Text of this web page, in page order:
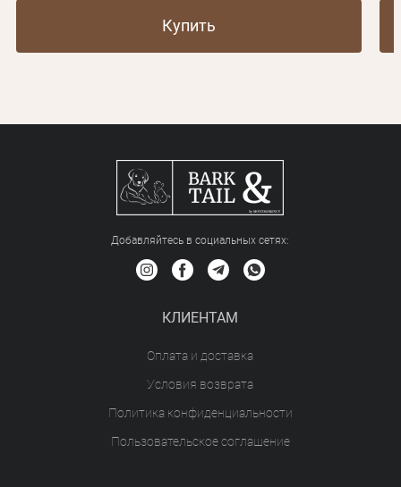
Купить
Добавляйтесь в социальных сетяx:
КЛИЕНТАМ
Оплата и доставка
Условия возврата
Политика конфиденциальности
Пользовательское соглашение